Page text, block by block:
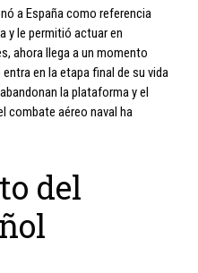
a España como referencia
y le permitió actuar en
ahora llega a un momento
en la etapa final de su vida
la plataforma y el
combate aéreo naval ha
del